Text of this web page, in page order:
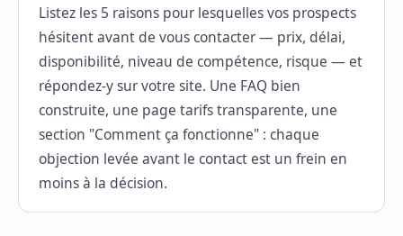
Listez les 5 raisons pour lesquelles vos prospects
hésitent avant de vous contacter — prix, délai,
disponibilité, niveau de compétence, risque — et
répondez-y sur votre site. Une FAQ bien
construite, une page tarifs transparente, une
section "Comment ça fonctionne" : chaque
objection levée avant le contact est un frein en
moins à la décision.